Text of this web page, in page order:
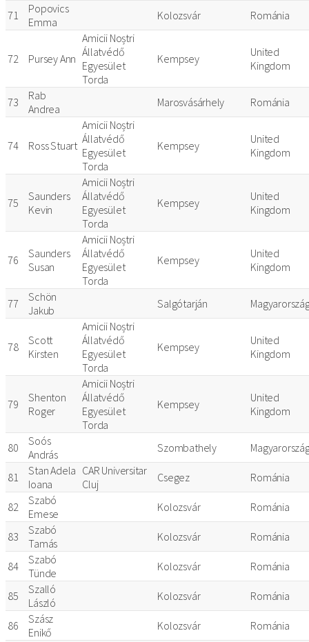
71
Popovics
Emma
Kolozsvár Románia
72 Pursey Ann
Amicii Noștri
Állatvédő
Egyesület
Torda
Kempsey
United
Kingdom
73
Rab
Andrea
Marosvásárhely Románia
74 Ross Stuart
Amicii Noștri
Állatvédő
Egyesület
Torda
Kempsey
United
Kingdom
75
Saunders
Kevin
Amicii Noștri
Állatvédő
Egyesület
Torda
Kempsey
United
Kingdom
76
Saunders
Susan
Amicii Noștri
Állatvédő
Egyesület
Torda
Kempsey
United
Kingdom
77
Schön
Jakub
Salgótarján
78
Scott
Kirsten
Amicii Noștri
Állatvédő
Egyesület
Torda
Kempsey
United
Kingdom
79
Shenton
Roger
Amicii Noștri
Állatvédő
Egyesület
Torda
Kempsey
United
Kingdom
80
Soós
András
Szombathely
81
Stan Adela
Ioana
CAR Universitar
Cluj
Csegez Románia
82
Szabó
Emese
Kolozsvár Románia
83
Szabó
Tamás
Kolozsvár Románia
84
Szabó
Tünde
Kolozsvár Románia
85
Szalló
László
Kolozsvár Románia
86
Szász
Enikő
Kolozsvár
Románia